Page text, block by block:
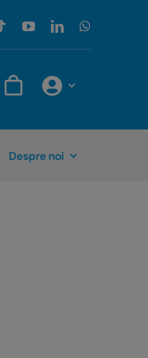
Despre noi